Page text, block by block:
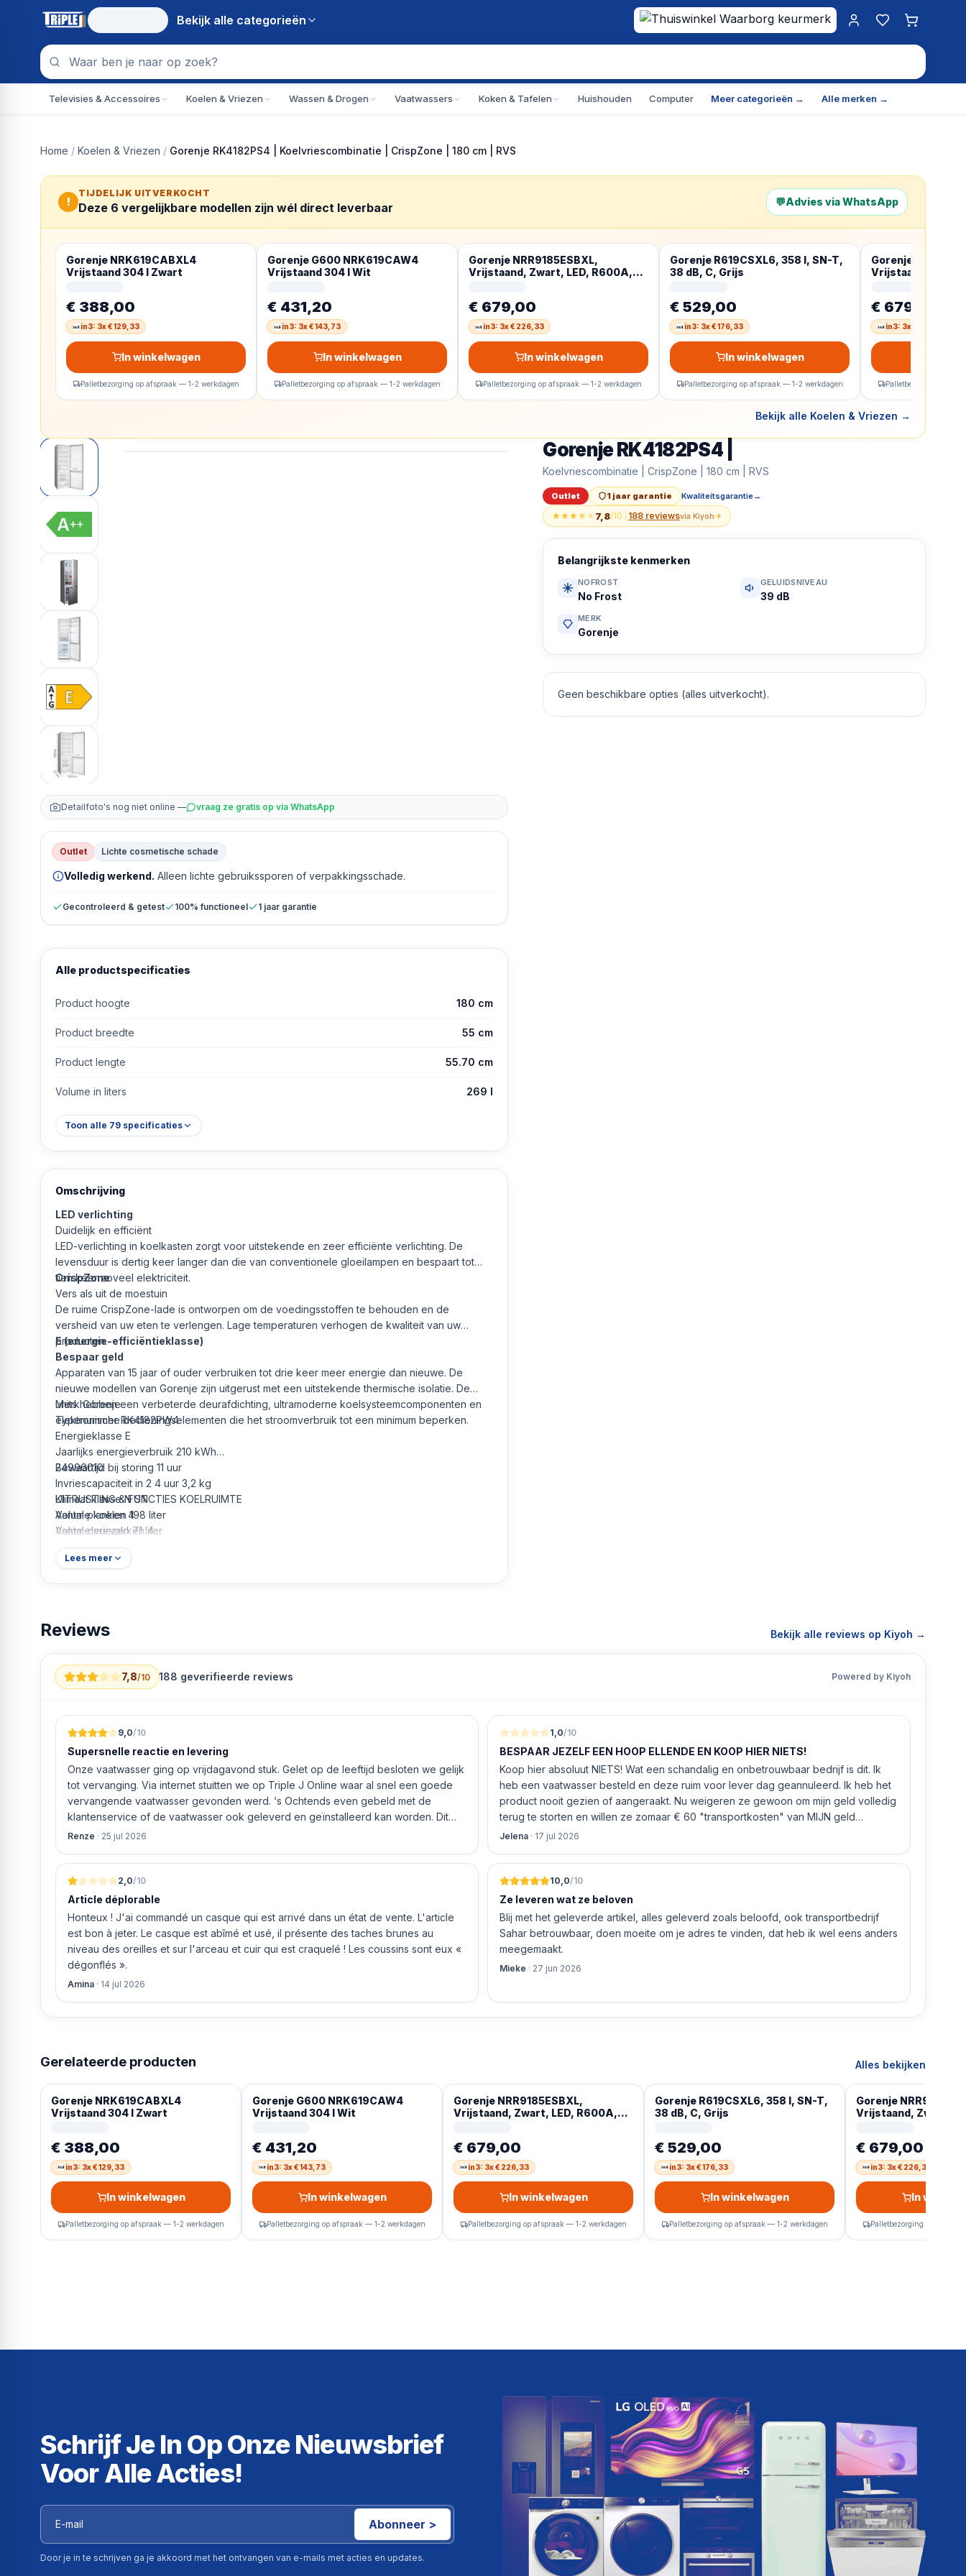
Bekijk alle categorieën
Mijn account
Favorieten
Televisies & Accessoires Koelen & Vriezen Wassen & Drogen Vaatwassers Koken & Tafelen Huishouden Computer Meer categorieën → Alle merken →
Home / Koelen & Vriezen / Gorenje RK4182PS4 | Koelvriescombinatie | CrispZone | 180 cm | RVS
!
TIJDELIJK UITVERKOCHT
Deze 6 vergelijkbare modellen zijn wél direct leverbaar 💬Advies via WhatsApp
Gorenje NRK619CABXL4
Vrijstaand 304 l Zwart
€ 388,00
in3: 3x € 129,33
In winkelwagen
Palletbezorging op afspraak — 1-2 werkdagen
Gorenje G600 NRK619CAW4
Vrijstaand 304 l Wit
€ 431,20
in3: 3x € 143,73
In winkelwagen
Palletbezorging op afspraak — 1-2 werkdagen
Gorenje NRR9185ESBXL,
Vrijstaand, Zwart, LED, R600A,
€ 679,00
in3: 3x € 226,33
In winkelwagen
Palletbezorging op afspraak — 1-2 werkdagen
Gorenje R619CSXL6, 358 l, SN-T,
38 dB, C, Grijs
€ 529,00
in3: 3x € 176,33
In winkelwagen
Palletbezorging op afspraak — 1-2 werkdagen
Gorenje
Vrijstaand,
€ 679,00
in3: 3x € 226,33
Palletbezorging op
Bekijk alle Koelen & Vriezen →
Detailfoto's nog niet online — vraag ze gratis op via WhatsApp
Outlet Lichte cosmetische schade
Volledig werkend. Alleen lichte gebruikssporen of verpakkingsschade.
Gecontroleerd & getest 100% functioneel 1 jaar garantie
Alle productspecificaties
Product hoogte 180 cm
Product breedte 55 cm
Product lengte 55.70 cm
Volume in liters 269 l
Toon alle 79 specificaties
Omschrijving
LED verlichting
Duidelijk en efficiënt
LED-verlichting in koelkasten zorgt voor uitstekende en zeer efficiënte verlichting. De
levensduur is dertig keer langer dan die van conventionele gloeilampen en bespaart tot
tien keer zoveel elektriciteit.
CrispZone
Vers als uit de moestuin
De ruime CrispZone-lade is ontworpen om de voedingsstoffen te behouden en de
versheid van uw eten te verlengen. Lage temperaturen verhogen de kwaliteit van uw
producten.
E (energie-efficiëntieklasse)
Bespaar geld
Apparaten van 15 jaar of ouder verbruiken tot drie keer meer energie dan nieuwe. De
nieuwe modellen van Gorenje zijn uitgerust met een uitstekende thermische isolatie. De
units hebben een verbeterde deurafdichting, ultramoderne koelsysteemcomponenten en
elektronische bedieningselementen die het stroomverbruik tot een minimum beperken.
Merk Gorenje
Typenummer RK4182PW4
Energieklasse E
Jaarlijks energieverbruik 210 kWh
Bewaartijd bij storing 11 uur
Invriescapaciteit in 2 4 uur 3,2 kg
Klimaat klasse N ST
Volume koelen 198 liter
Volume vriezen 71 liter
Geluidklasse C
Geluid 39 dB
24996010
UITRUSTING & FUNCTIES KOELRUIMTE
Aantal planken 4
Aantal deurvakken 4
Aantal koelladen 1
Materiaal planken Glas
Aantal vrieslades 3
Hoogte 180 cm
Breed 55cm
Diepte 55,7 cm
12 maanden garantie op Gorenje
Lees meer
Outlet
Gorenje RK4182PS4 | Koelvriescombinatie | CrispZone | 180 cm | RVS
Gorenje RK4182PS4 |
Koelvriescombinatie | CrispZone | 180 cm | RVS
Outlet 1 jaar garantie Kwaliteitsgarantie→
★★★★★7,8/10 188 reviewsviaKiyoh
Belangrijkste kenmerken
NOFROST
No Frost
GELUIDSNIVEAU
39 dB
MERK
Gorenje
Geen beschikbare opties (alles uitverkocht).
Reviews Bekijk alle reviews op Kiyoh →
7,8/10 188 geverifieerde reviews Powered by Kiyoh
9,0/10
Supersnelle reactie en levering
Onze vaatwasser ging op vrijdagavond stuk. Gelet op de leeftijd besloten we gelijk
tot vervanging. Via internet stuitten we op Triple J Online waar al snel een goede
vervangende vaatwasser gevonden werd. ‘s Ochtends even gebeld met de
klantenservice of de vaatwasser ook geleverd en geïnstalleerd kan worden. Dit
bleek het geval tegen alleszins concurrente prijzen. De vriendelijke medewerker
ging doen om ‘s middags nog te leveren. Het bleken geen loze woorden: om 16.00
uur werd de Neff vaatwasser geleverd en ver
Renze · 25 jul 2026
1,0/10
BESPAAR JEZELF EEN HOOP ELLENDE EN KOOP HIER NIETS!
Koop hier absoluut NIETS! Wat een schandalig en onbetrouwbaar bedrijf is dit. Ik
heb een vaatwasser besteld en deze ruim voor lever dag geannuleerd. Ik heb het
product nooit gezien of aangeraakt. Nu weigeren ze gewoon om mijn geld volledig
terug te storten en willen ze zomaar € 60 "transportkosten" van MIJN geld
inhouden!
Jelena · 17 jul 2026
2,0/10
Article déplorable
Honteux ! J'ai commandé un casque qui est arrivé dans un état de vente. L'article
est bon à jeter. Le casque est abîmé et usé, il présente des taches brunes au
niveau des oreilles et sur l'arceau et cuir qui est craquelé ! Les coussins sont eux «
dégonflés ».
Amina · 14 jul 2026
10,0/10
Ze leveren wat ze beloven
Blij met het geleverde artikel, alles geleverd zoals beloofd, ook transportbedrijf
Sahar betrouwbaar, doen moeite om je adres te vinden, dat heb ik wel eens anders
meegemaakt.
Mieke · 27 jun 2026
Gerelateerde producten Alles bekijken
Gorenje NRK619CABXL4
Vrijstaand 304 l Zwart
€ 388,00
in3: 3x € 129,33
In winkelwagen
Palletbezorging op afspraak — 1-2 werkdagen
Gorenje G600 NRK619CAW4
Vrijstaand 304 l Wit
€ 431,20
in3: 3x € 143,73
In winkelwagen
Palletbezorging op afspraak — 1-2 werkdagen
Gorenje NRR9185ESBXL,
Vrijstaand, Zwart, LED, R600A,
€ 679,00
in3: 3x € 226,33
In winkelwagen
Palletbezorging op afspraak — 1-2 werkdagen
Gorenje R619CSXL6, 358 l, SN-T,
38 dB, C, Grijs
€ 529,00
in3: 3x € 176,33
In winkelwagen
Palletbezorging op afspraak — 1-2 werkdagen
Gorenje
Vrijstaand, Zwart,
€ 679,00
in3: 3x € 226,33
In
Palletbezorging op
Schrijf Je In Op Onze Nieuwsbrief
Voor Alle Acties!
Abonneer >
Door je in te schrijven ga je akkoord met het ontvangen van e-mails met acties en updates.